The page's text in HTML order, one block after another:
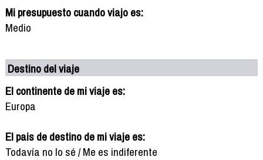
Mi presupuesto cuando viajo es:
Medio
Destino del viaje
El continente de mi viaje es:
Europa
El pais de destino de mi viaje es:
Todavía no lo sé / Me es indiferente